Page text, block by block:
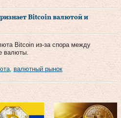
Bitcoin валютой и
Bitcoin из-за спора между
валюты.
валютный рынок